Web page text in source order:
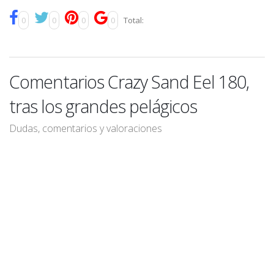
0 0 0 0 Total:
Comentarios Crazy Sand Eel 180,
tras los grandes pelágicos
Dudas, comentarios y valoraciones